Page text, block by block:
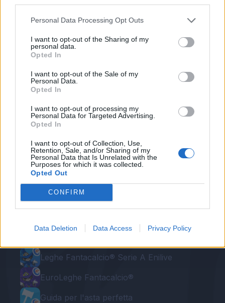
Personal Data Processing Opt Outs
I want to opt-out of the Sharing of my
personal data.
Opted In
I want to opt-out of the Sale of my
Personal Data.
Opted In
I want to opt-out of processing my
Personal Data for Targeted Advertising.
Opted In
I want to opt-out of Collection, Use,
Retention, Sale, and/or Sharing of my
Personal Data that Is Unrelated with the
Purposes for which it was collected.
Opted Out
CONFIRM
Data Deletion Data Access Privacy Policy
Chievoè una squadra difficile da affrontare,
hanno dei principi radicati. Se tutti manteniamo
dei livelli alti di gioco, ci abituiamo a vincere"
Autore
Redazione Fantacalcio.it
Leghe Fantacalcio® Serie A Enilive
EuroLeghe Fantacalcio®
Guida per l'asta perfetta